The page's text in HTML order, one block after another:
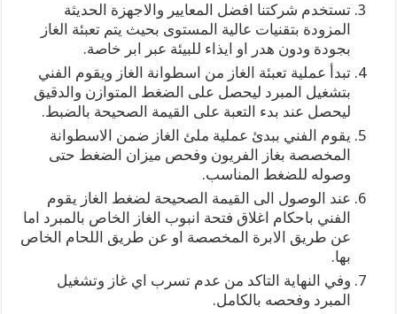
تستخدم شركتنا افضل المعايير والاجهزة الحديثة
المزودة بتقنيات عالية المستوى بحيث يتم تعبئة الغاز
بجودة ودون هدر او ايذاء للبيئة عبر ابر خاصة.
تبدأ عملية تعبئة الغاز من اسطوانة الغاز ويقوم الفني
بتشغيل المبرد ليحصل على الضغط المتوازن والدقيق
ليحصل عند بدء التعبة على القيمة الصحيحة بالضبط.
يقوم الفني ببدئ عملية ملئ الغاز ضمن الاسطوانة
المخصصة بغاز الفريون وفحص ميزان الضغط حتى
وصوله للضغط المناسب.
عند الوصول الى القيمة الصحيحة لضغط الغاز يقوم
الفني باحكام اغلاق فتحة انبوب الغاز الخاص بالمبرد اما
عن طريق الابرة المخصصة او عن طريق اللحام الخاص
بها.
وفي النهاية التاكد من عدم تسرب اي غاز وتشغيل
المبرد وفحصه بالكامل.